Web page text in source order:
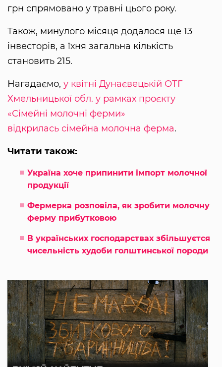
грн спрямовано у травні цього року.
Також, минулого місяця додалося ще 13
інвесторів, а їхня загальна кількість
становить 215.
Нагадаємо, у квітні Дунаєвецькій ОТГ
Хмельницької обл. у рамках проєкту
«Сімейні молочні ферми»
відкрилась сімейна молочна ферма.
Читати також:
Україна хоче припинити імпорт молочної
продукції
Фермерка розповіла, як зробити молочну
ферму прибутковою
В українських господарствах збільшуєтся
чисельність худоби голштинської породи